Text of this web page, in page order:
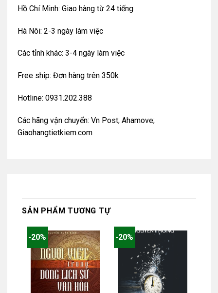
Hồ Chí Minh: Giao hàng từ 24 tiếng
Hà Nôi: 2-3 ngày làm việc
Các tỉnh khác: 3-4 ngày làm việc
Free ship: Đơn hàng trên 350k
Hotline: 0931.202.388
Các hãng vận chuyển: Vn Post; Ahamove;
Giaohangtietkiem.com
SẢN PHẨM TƯƠNG TỰ
-20% -20%